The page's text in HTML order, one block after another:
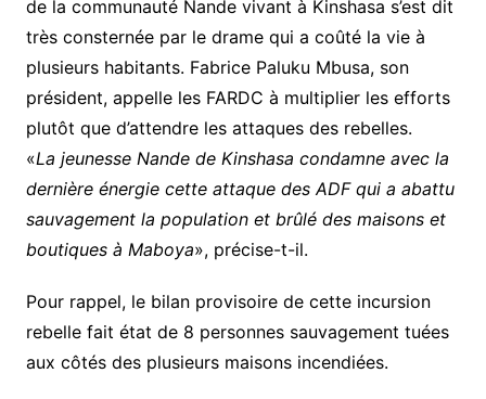
de la communauté Nande vivant à Kinshasa s’est dit
très consternée par le drame qui a coûté la vie à
plusieurs habitants. Fabrice Paluku Mbusa, son
président, appelle les FARDC à multiplier les efforts
plutôt que d’attendre les attaques des rebelles.
«La jeunesse Nande de Kinshasa condamne avec la
dernière énergie cette attaque des ADF qui a abattu
sauvagement la population et brûlé des maisons et
boutiques à Maboya», précise-t-il.
Pour rappel, le bilan provisoire de cette incursion
rebelle fait état de 8 personnes sauvagement tuées
aux côtés des plusieurs maisons incendiées.